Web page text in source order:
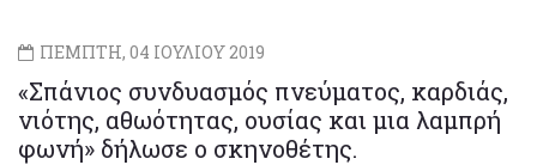
ΠΕΜΠΤΗ, 04 ΙΟΥΛΙΟΥ 2019
«Σπάνιος συνδυασμός πνεύματος, καρδιάς,
νιότης, αθωότητας, ουσίας και μια λαμπρή
φωνή» δήλωσε ο σκηνοθέτης.